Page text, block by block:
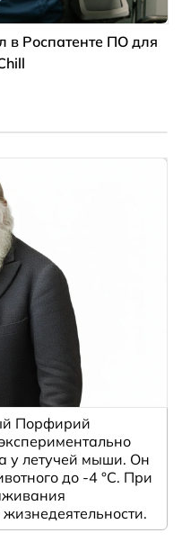
в Роспатенте ПО для
Порфирий
у летучей мыши. Он
до -4 °C. При